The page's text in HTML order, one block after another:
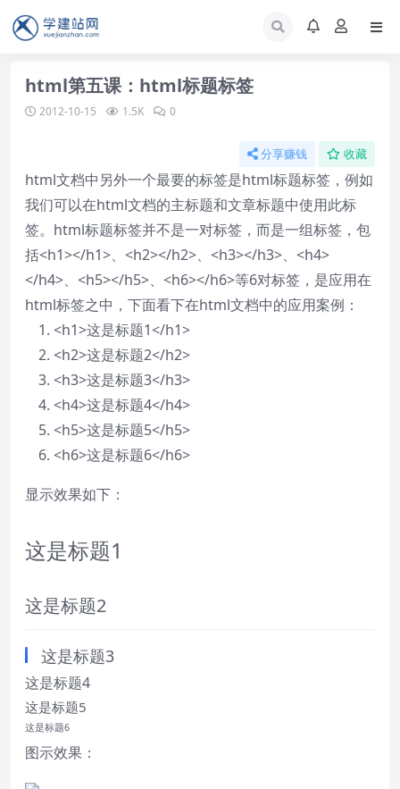
html第五课：html标题标签
2012-10-15 1.5K 0
分享赚钱 收藏
html文档中另外一个最要的标签是html标题标签，例如
我们可以在html文档的主标题和文章标题中使用此标
签。html标题标签并不是一对标签，而是一组标签，包
括<h1></h1>、<h2></h2>、<h3></h3>、<h4>
</h4>、<h5></h5>、<h6></h6>等6对标签，是应用在
html标签之中，下面看下在html文档中的应用案例：
<h1>这是标题1</h1>
<h2>这是标题2</h2>
<h3>这是标题3</h3>
<h4>这是标题4</h4>
<h5>这是标题5</h5>
<h6>这是标题6</h6>
显示效果如下：
这是标题1
这是标题2
这是标题3
这是标题4
这是标题5
这是标题6
图示效果：